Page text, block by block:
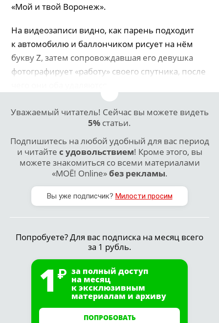
«Мой и твой Воронеж».
На видеозаписи видно, как парень подходит
к автомобилю и баллончиком рисует на нём
букву Z, затем сопровождавшая его девушка
фотографирует «работу» своего спутника, после
Уважаемый читатель! Сейчас вы можете видеть
5% статьи.
Подпишитесь на любой удобный для вас период
и читайте с удовольствием! Кроме этого, вы
можете знакомиться со всеми материалами
«МОЁ! Online»без рекламы.
Вы уже подписчик? Милости просим
Попробуете? Для вас подписка на месяц всего
за 1 рубль.
1 за полный доступ
на месяц
к эксклюзивным
материалам и архиву
ПОПРОБОВАТЬ